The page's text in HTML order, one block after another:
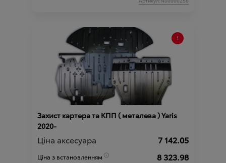
Захист картера та КПП ( металева ) Yaris
2020-
Ціна аксесуара 7 142.05
Ціна з встановленням 8 323.98